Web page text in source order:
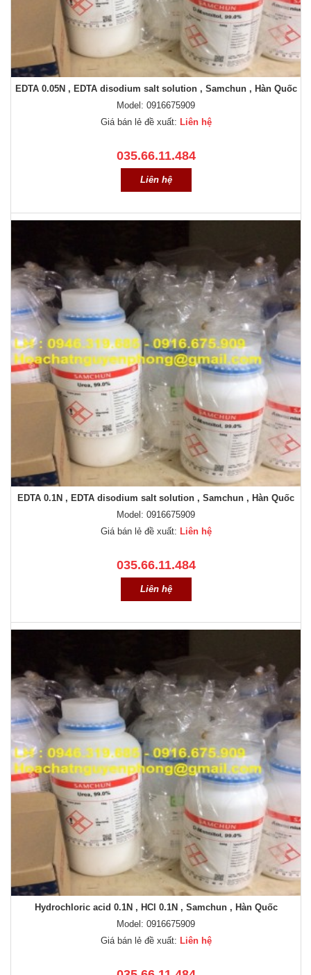
EDTA 0.05N , EDTA disodium salt solution , Samchun , Hàn Quốc
Model: 0916675909
Giá bán lẻ đề xuất: Liên hệ
035.66.11.484
Liên hệ
EDTA 0.1N , EDTA disodium salt solution , Samchun , Hàn Quốc
Model: 0916675909
Giá bán lẻ đề xuất: Liên hệ
035.66.11.484
Liên hệ
Hydrochloric acid 0.1N , HCl 0.1N , Samchun , Hàn Quốc
Model: 0916675909
Giá bán lẻ đề xuất: Liên hệ